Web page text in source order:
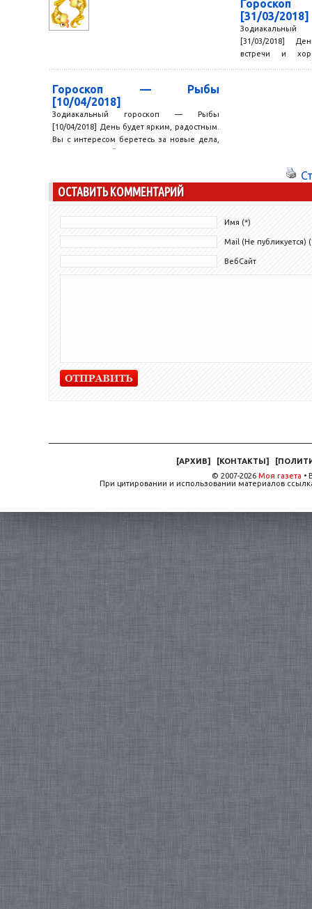
[31/03/2018]
[31/03/2018]
встречи и
возможность
Гороскоп — Рыбы
[10/04/2018]
Зодиакальный гороскоп — Рыбы
[10/04/2018] День будет ярким, радостным.
Вы с интересом беретесь за новые дела,
находите достойное применение своим...
ОСТАВИТЬ КОММЕНТАРИЙ
Имя (*)
Mail (Не публикуется)
ВебСайт
[АРХИВ] [КОНТАКТЫ] [
© 2007-2026 Моя газета •
При цитировании и использовании материалов